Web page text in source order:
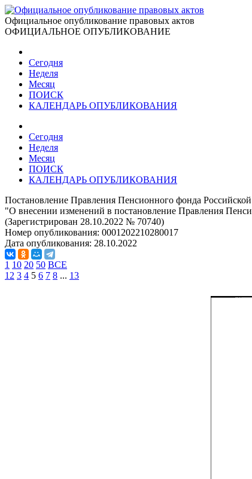
Официальное опубликование правовых актов
ОФИЦИАЛЬНОЕ ОПУБЛИКОВАНИЕ
Сегодня
Неделя
Месяц
ПОИСК
КАЛЕНДАРЬ ОПУБЛИКОВАНИЯ
Сегодня
Неделя
Месяц
ПОИСК
КАЛЕНДАРЬ ОПУБЛИКОВАНИЯ
Постановление Правления Пенсионного фонда
"О внесении изменений в постановление Правления
(Зарегистрирован 28.10.2022 № 70740)
Номер опубликования: 0001202210280017
Дата опубликования: 28.10.2022
1 10 20 50 ВСЕ
1 2 3 4 5 6 7 8 ... 13